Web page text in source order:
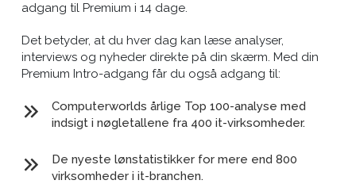
adgang til Premium i 14 dage.
Det betyder, at du hver dag kan læse analyser,
interviews og nyheder direkte på din skærm. Med din
Premium Intro-adgang får du også adgang til:
Computerworlds årlige Top 100-analyse med
indsigt i nøgletallene fra 400 it-virksomheder.
De nyeste lønstatistikker for mere end 800
virksomheder i it-branchen.